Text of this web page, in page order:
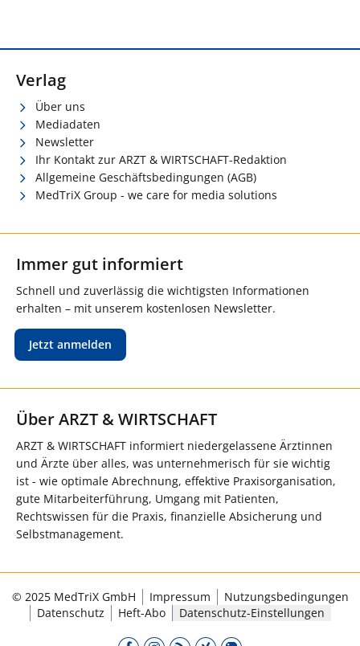
Verlag
Über uns
Mediadaten
Newsletter
Ihr Kontakt zur ARZT & WIRTSCHAFT-Redaktion
Allgemeine Geschäftsbedingungen (AGB)
MedTriX Group - we care for media solutions
Immer gut informiert
Schnell und zuverlässig die wichtigsten Informationen
erhalten – mit unserem kostenlosen Newsletter.
Jetzt anmelden
Über ARZT & WIRTSCHAFT
ARZT & WIRTSCHAFT informiert niedergelassene Ärztinnen
und Ärzte über alles, was unternehmerisch für sie wichtig
ist - wie optimale Abrechnung, effektive Praxisorganisation,
gute Mitarbeiterführung, Umgang mit Patienten,
Rechtswissen für die Praxis, finanzielle Absicherung und
Selbstmanagement.
© 2025 MedTriX GmbH Impressum
Nutzungsbedingungen
Datenschutz
Heft-Abo Datenschutz-Einstellungen